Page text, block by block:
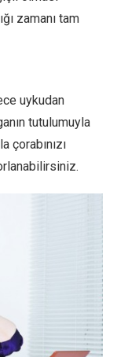
zamanı tam
uykudan
tutulumuyla
çorabınızı